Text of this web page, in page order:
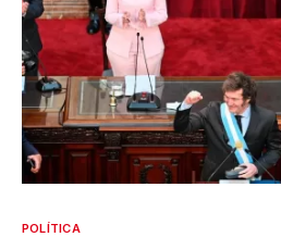
POLÍTICA